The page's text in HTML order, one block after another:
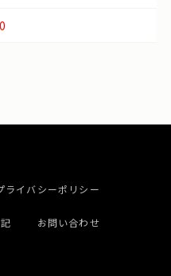
ライバシーポリシー
お問い合わせ